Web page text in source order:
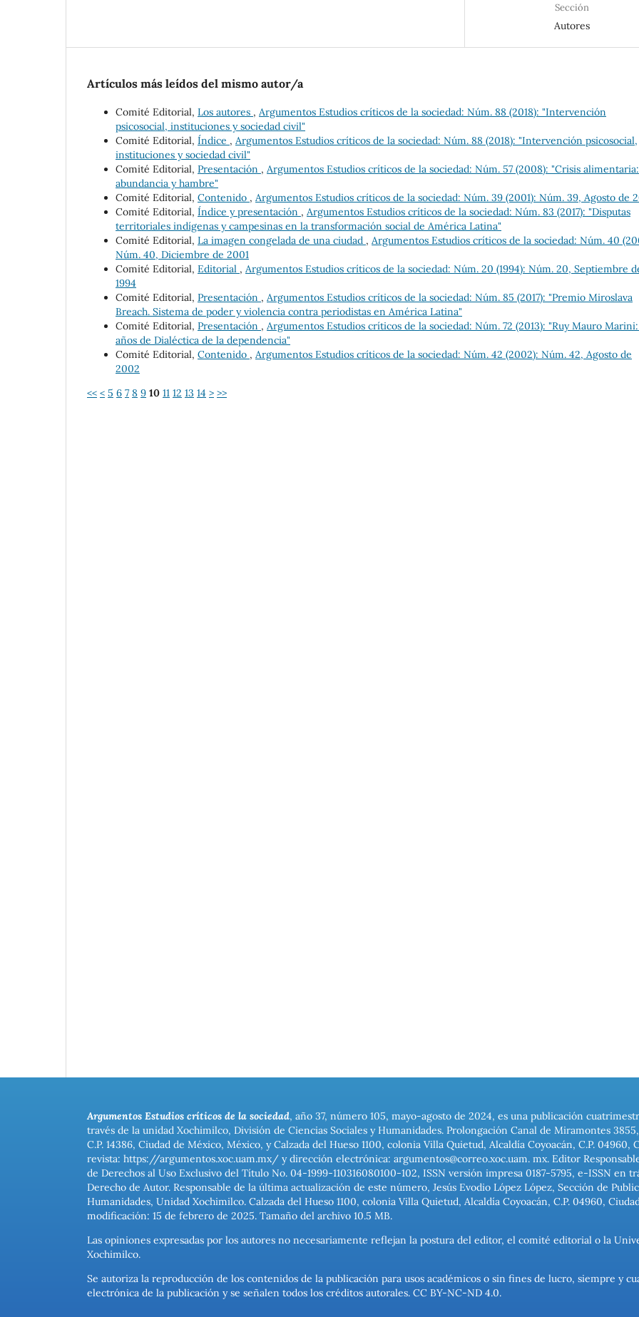
Sección
Autores
Artículos más leídos del mismo autor/a
Comité Editorial, Los autores , Argumentos Estudios críticos de la sociedad: Núm. 88 (2018): "Intervención
psicosocial, instituciones y sociedad civil"
Comité Editorial, Índice , Argumentos Estudios críticos de la sociedad: Núm. 88 (2018): "Intervención psicosocial,
instituciones y sociedad civil"
Comité Editorial, Presentación , Argumentos Estudios críticos de la sociedad: Núm. 57 (2008): "Crisis alimentaria:
abundancia y hambre"
Comité Editorial, Contenido , Argumentos Estudios críticos de la sociedad: Núm. 39 (2001): Núm. 39, Agosto de
Comité Editorial, Índice y presentación , Argumentos Estudios críticos de la sociedad: Núm. 83 (2017): "Disputas
territoriales indígenas y campesinas en la transformación social de América Latina"
Comité Editorial, La imagen congelada de una ciudad , Argumentos Estudios críticos de la sociedad: Núm. 40
Núm. 40, Diciembre de 2001
Comité Editorial, Editorial , Argumentos Estudios críticos de la sociedad: Núm. 20 (1994): Núm. 20, Septiembre
1994
Comité Editorial, Presentación , Argumentos Estudios críticos de la sociedad: Núm. 85 (2017): "Premio Miroslava
Breach. Sistema de poder y violencia contra periodistas en América Latina"
Comité Editorial, Presentación , Argumentos Estudios críticos de la sociedad: Núm. 72 (2013): "Ruy Mauro
años de Dialéctica de la dependencia"
Comité Editorial, Contenido , Argumentos Estudios críticos de la sociedad: Núm. 42 (2002): Núm. 42, Agosto de
2002
<< < 5 6 7 8 9 10 11 12 13 14 > >>
Argumentos Estudios críticos de la sociedad, año 37, número 105, mayo-agosto de 2024, es una publicación
través de la unidad Xochimilco, División de Ciencias Sociales y Humanidades. Prolongación Canal de Miramontes
C.P. 14386, Ciudad de México, México, y Calzada del Hueso 1100, colonia Villa Quietud, Alcaldía Coyoacán, C.P.
revista: https://argumentos.xoc.uam.mx/ y dirección electrónica: argumentos@correo.xoc.uam. mx. Editor
de Derechos al Uso Exclusivo del Título No. 04-1999-110316080100-102, ISSN versión impresa 0187-5795, e-ISSN
Derecho de Autor. Responsable de la última actualización de este número, Jesús Evodio López López, Sección de
Humanidades, Unidad Xochimilco. Calzada del Hueso 1100, colonia Villa Quietud, Alcaldía Coyoacán, C.P. 04960,
modificación: 15 de febrero de 2025. Tamaño del archivo 10.5 MB.
Las opiniones expresadas por los autores no necesariamente reflejan la postura del editor, el comité editorial o la
Xochimilco.
Se autoriza la reproducción de los contenidos de la publicación para usos académicos o sin fines de lucro, siempre y
electrónica de la publicación y se señalen todos los créditos autorales. CC BY-NC-ND 4.0.